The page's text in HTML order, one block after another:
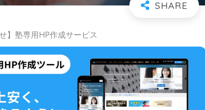
せ】塾専用HP作成サービス